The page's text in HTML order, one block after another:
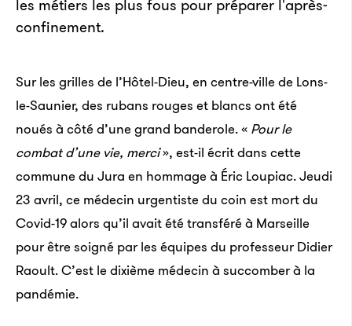
les métiers les plus fous pour préparer l'après-
confinement.
Sur les grilles de l’Hôtel-Dieu, en centre-ville de Lons-
le-Saunier, des rubans rouges et blancs ont été
noués à côté d’une grand banderole. « Pour le
combat d’une vie, merci», est-il écrit dans cette
commune du Jura en hommage à Éric Loupiac. Jeudi
23 avril, ce médecin urgentiste du coin est mort du
Covid-19 alors qu’il avait été transféré à Marseille
pour être soigné par les équipes du professeur Didier
Raoult. C’est le dixième médecin à succomber à la
pandémie.